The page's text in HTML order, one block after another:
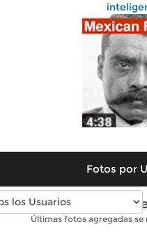
Fotos por
Fotos antiguas
Últimas fotos agregadas se